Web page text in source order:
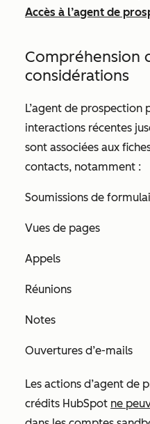
Accès à l’agent de
Compréhension
considérations
L’agent de prospection
interactions récentes
sont associées aux
contacts, notamment :
Soumissions de
Vues de pages
Appels
Réunions
Notes
Ouvertures d’e-mails
Les actions d’agent de
crédits HubSpot ne